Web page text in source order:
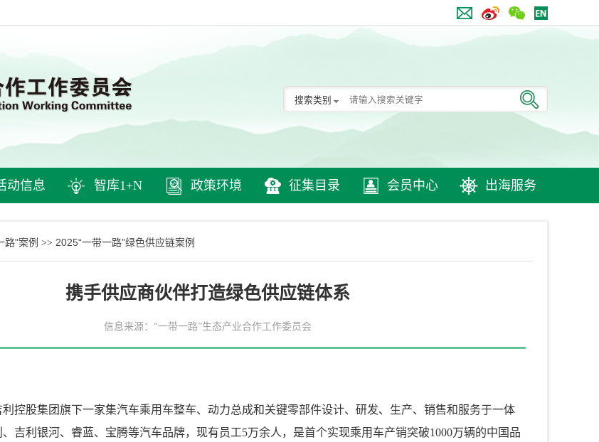
搜索类别
动信息 智库1+N 政策环境 征集目录 会员中心 出海服务
路"案例 >> 2025“一带一路”绿色供应链案例
携手供应商伙伴打造绿色供应链体系
信息来源：“一带一路”生态产业合作工作委员会
控股集团旗下一家集汽车乘用车整车、动力总成和关键零部件设计、研发、生产、销售和服务于一体
吉利银河、睿蓝、宝腾等汽车品牌，现有员工5万余人，是首个实现乘用车产销突破1000万辆的中国品